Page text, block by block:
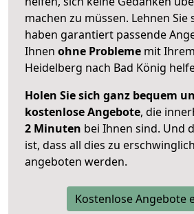
machen zu müssen. Lehnen Sie
haben garantiert passende
Ihnen ohne Probleme mit
Heidelberg nach Bad König
Holen Sie sich ganz bequem
kostenlose Angebote, die
2 Minuten bei Ihnen sind. Und
ist, dass all dies zu
angeboten werden.
Kostenlose Angebote